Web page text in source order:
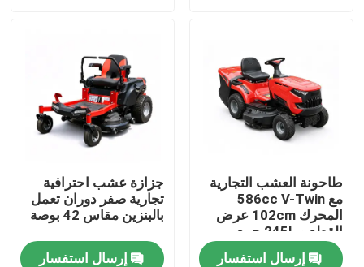
فيديوهات
حولنا
عرض المصنع
اتصل بنا
طاحونة العشب التجارية
مع 586cc V-Twin
المحرك 102cm عرض
القطع و 245L جمع
العشب
إرسال استفسار
جزازة عشب احترافية
تجارية صفر دوران تعمل
بالبنزين مقاس 42 بوصة
إرسال استفسار